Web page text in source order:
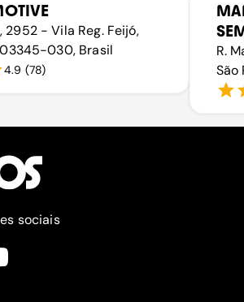
2952 - Vila Reg. Feijó,
03345-030, Brasil
4.9 (78)
R.
São
sociais